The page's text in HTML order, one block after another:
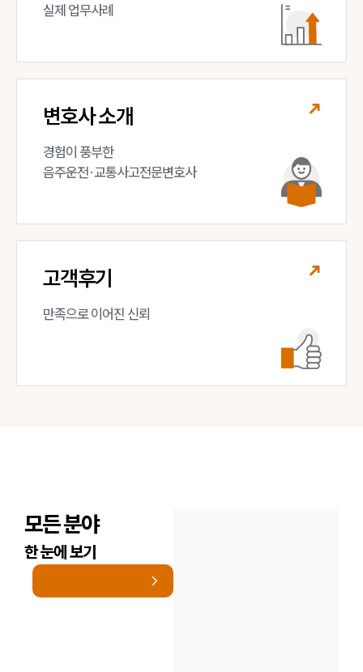
실제 업무사례
변호사 소개
경험이 풍부한
음주운전·교통사고전문변호사
고객후기
만족으로 이어진 신뢰
모든 분야
한 눈에 보기